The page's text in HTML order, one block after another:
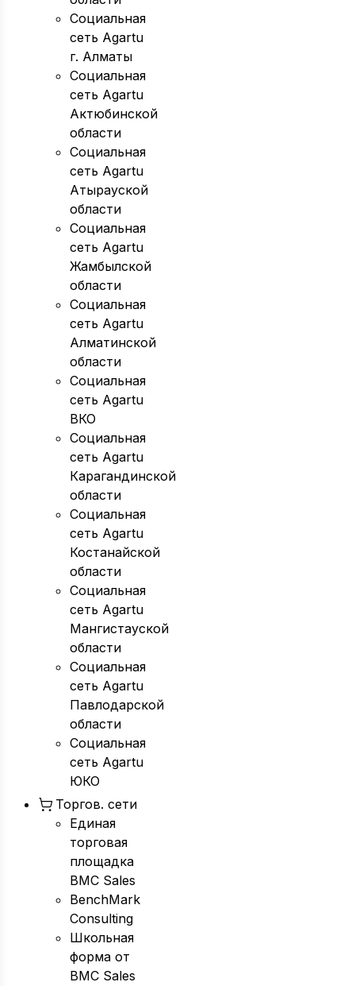
Социальная
сеть Agartu
г. Алматы
Социальная
сеть Agartu
Актюбинской
области
Социальная
сеть Agartu
Атырауской
области
Социальная
сеть Agartu
Жамбылской
области
Социальная
сеть Agartu
Алматинской
области
Социальная
сеть Agartu
ВКО
Социальная
сеть Agartu
Карагандинской
области
Социальная
сеть Agartu
Костанайской
области
Социальная
сеть Agartu
Мангистауской
области
Социальная
сеть Agartu
Павлодарской
области
Социальная
сеть Agartu
ЮКО
Торгов. сети
Единая
торговая
площадка
BMC Sales
BenchMark
Consulting
Школьная
форма от
BMC Sales